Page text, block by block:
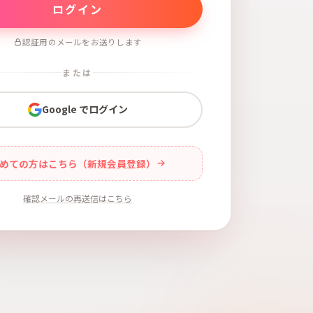
認証用のメールをお送りします
または
Google でログイン
ての方はこちら（新規会員登録）
確認メールの再送信はこちら